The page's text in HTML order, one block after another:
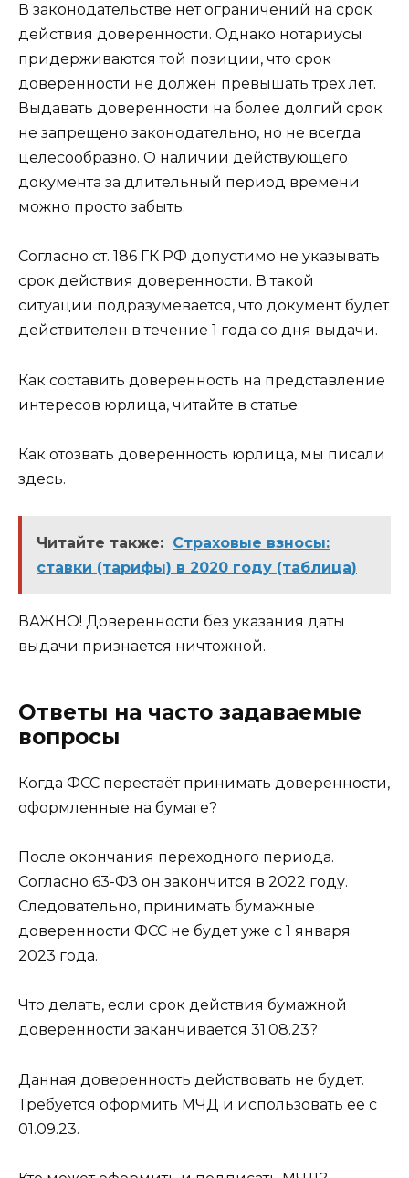
В законодательстве нет ограничений на срок
действия доверенности. Однако нотариусы
придерживаются той позиции, что срок
доверенности не должен превышать трех лет.
Выдавать доверенности на более долгий срок
не запрещено законодательно, но не всегда
целесообразно. О наличии действующего
документа за длительный период времени
можно просто забыть.
Согласно ст. 186 ГК РФ допустимо не указывать
срок действия доверенности. В такой
ситуации подразумевается, что документ будет
действителен в течение 1 года со дня выдачи.
Как составить доверенность на представление
интересов юрлица, читайте в статье.
Как отозвать доверенность юрлица, мы писали
здесь.
Читайте также: Страховые взносы:
ставки (тарифы) в 2020 году (таблица)
ВАЖНО! Доверенности без указания даты
выдачи признается ничтожной.
Ответы на часто задаваемые
вопросы
Когда ФСС перестаёт принимать доверенности,
оформленные на бумаге?
После окончания переходного периода.
Согласно 63-ФЗ он закончится в 2022 году.
Следовательно, принимать бумажные
доверенности ФСС не будет уже с 1 января
2023 года.
Что делать, если срок действия бумажной
доверенности заканчивается 31.08.23?
Данная доверенность действовать не будет.
Требуется оформить МЧД и использовать её с
01.09.23.